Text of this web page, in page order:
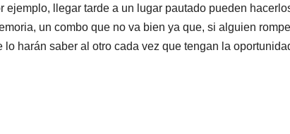
llegar tarde a un lugar pautado pueden
un combo que no va bien ya que, si alguien
harán saber al otro cada vez que tengan la